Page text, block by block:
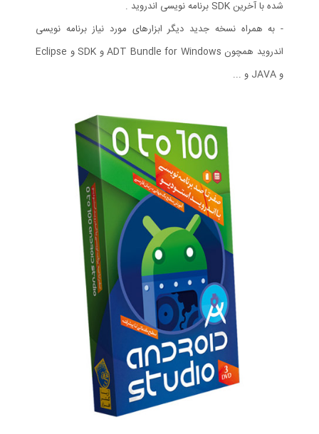
شده با آخرین SDK برنامه نویسی اندروید .
- به همراه نسخه جدید دیگر ابزارهای مورد نیاز برنامه نویسی
اندروید همچون ADT Bundle for Windows و SDK و Eclipse
و JAVA و ...